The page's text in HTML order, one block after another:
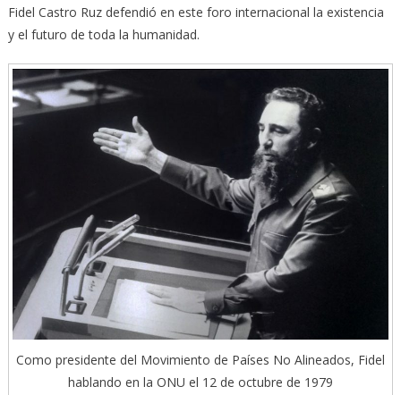
Fidel Castro Ruz defendió en este foro internacional la existencia
y el futuro de toda la humanidad.
Como presidente del Movimiento de Países No Alineados, Fidel
hablando en la ONU el 12 de octubre de 1979